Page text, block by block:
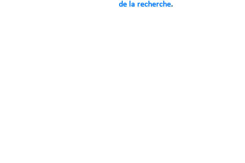
de la recherche.